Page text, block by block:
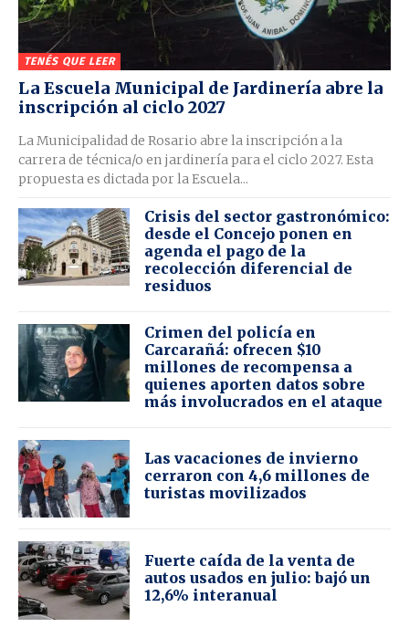
TENÉS QUE LEER
La Escuela Municipal de Jardinería abre la
inscripción al ciclo 2027
La Municipalidad de Rosario abre la inscripción a la
carrera de técnica/o en jardinería para el ciclo 2027. Esta
propuesta es dictada por la Escuela...
Crisis del sector gastronómico:
desde el Concejo ponen en
agenda el pago de la
recolección diferencial de
residuos
Crimen del policía en
Carcarañá: ofrecen $10
millones de recompensa a
quienes aporten datos sobre
más involucrados en el ataque
Las vacaciones de invierno
cerraron con 4,6 millones de
turistas movilizados
Fuerte caída de la venta de
autos usados en julio: bajó un
12,6% interanual